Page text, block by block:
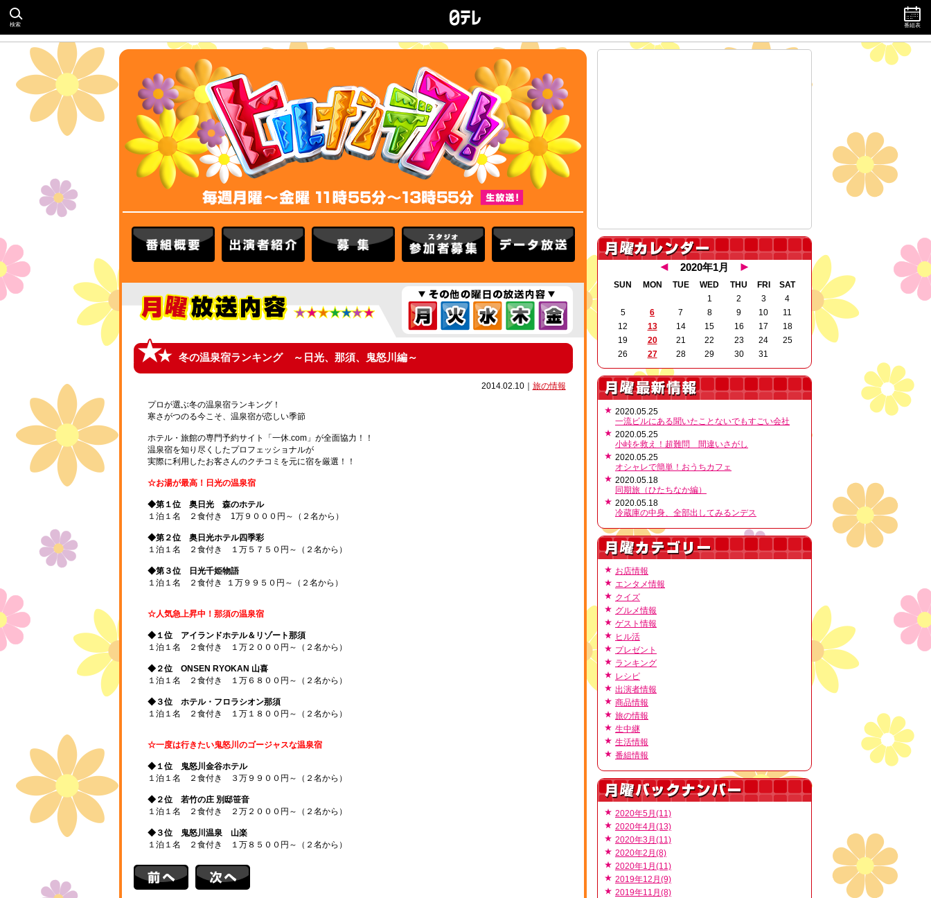
検索 番組表
番組概要 出演者紹介 募集 スタジオ参加者募集 データ放送
冬の温泉宿ランキング ～日光、那須、鬼怒川編～
2014.02.10｜ 旅の情報
プロが選ぶ冬の温泉宿ランキング！
寒さがつのる今こそ、温泉宿が恋しい季節
ホテル・旅館の専門予約サイト「一休.com」が全面協力！！
温泉宿を知り尽くしたプロフェッショナルが
実際に利用したお客さんのクチコミを元に宿を厳選！！
☆お湯が最高！日光の温泉宿
◆第１位 奥日光 森のホテル
１泊１名 ２食付き 1万９０００円～（２名から）
◆第２位 奥日光ホテル四季彩
１泊１名 ２食付き １万５７５０円～（２名から）
◆第３位 日光千姫物語
１泊１名 ２食付き １万９９５０円～（２名から）
☆人気急上昇中！那須の温泉宿
◆１位 アイランドホテル＆リゾート那須
１泊１名 ２食付き １万２０００円～（２名から）
◆２位 ONSEN RYOKAN 山喜
１泊１名 ２食付き １万６８００円～（２名から）
◆３位 ホテル・フロラシオン那須
１泊１名 ２食付き １万１８００円～（２名から）
☆一度は行きたい鬼怒川のゴージャスな温泉宿
◆１位 鬼怒川金谷ホテル
１泊１名 ２食付き ３万９９００円～（２名から）
◆２位 若竹の庄 別邸笹音
１泊１名 ２食付き ２万２０００円～（２名から）
◆３位 鬼怒川温泉 山楽
１泊１名 ２食付き １万８５００円～（２名から）
◄ 2020年1月 ►
SUN MON TUE WED THU FRI
SAT
1
2 3
4
5
6 7 8 9 10
11
12
13 14 15 16 17
18
19
20 21 22 23 24
25
26
27 28 29 30 31
2020.05.25
一流ビルにある聞いたことないでもすごい会社
2020.05.25
小峠を救え！超難問 間違いさがし
2020.05.25
オシャレで簡単！おうちカフェ
2020.05.18
同期旅（ひたちなか編）
2020.05.18
冷蔵庫の中身、全部出してみるンデス
お店情報
エンタメ情報
クイズ
グルメ情報
ゲスト情報
ヒル活
プレゼント
ランキング
レシピ
出演者情報
商品情報
旅の情報
生中継
生活情報
番組情報
2020年5月(11)
2020年4月(13)
2020年3月(11)
2020年2月(8)
2020年1月(11)
2019年12月(9)
2019年11月(8)